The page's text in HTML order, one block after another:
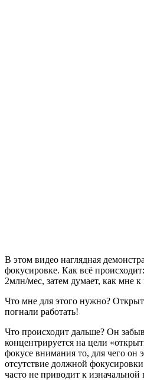
В этом видео наглядная
фокусировке. Как всё
2млн/мес, затем думает, как мне
Что мне для этого нужно?
погнали работать!
Что происходит дальше? Он
концентрируется на цели
фокусе внимания то, для чего он
отсутствие должной
часто не приводит к изначальной